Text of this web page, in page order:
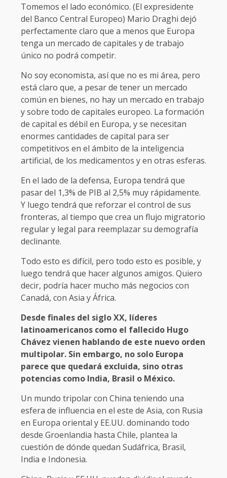
Tomemos el lado económico. (El expresidente
del Banco Central Europeo) Mario Draghi dejó
perfectamente claro que a menos que Europa
tenga un mercado de capitales y de trabajo
único no podrá competir.
No soy economista, así que no es mi área, pero
está claro que, a pesar de tener un mercado
común en bienes, no hay un mercado en trabajo
y sobre todo de capitales europeo. La formación
de capital es débil en Europa, y se necesitan
enormes cantidades de capital para ser
competitivos en el ámbito de la inteligencia
artificial, de los medicamentos y en otras esferas.
En el lado de la defensa, Europa tendrá que
pasar del 1,3% de PIB al 2,5% muy rápidamente.
Y luego tendrá que reforzar el control de sus
fronteras, al tiempo que crea un flujo migratorio
regular y legal para reemplazar su demografía
declinante.
Todo esto es difícil, pero todo esto es posible, y
luego tendrá que hacer algunos amigos. Quiero
decir, podría hacer mucho más negocios con
Canadá, con Asia y África.
Desde finales del siglo XX, líderes
latinoamericanos como el fallecido Hugo
Chávez vienen hablando de este nuevo orden
multipolar. Sin embargo, no solo Europa
parece que quedará excluida, sino otras
potencias como India, Brasil o México.
Un mundo tripolar con China teniendo una
esfera de influencia en el este de Asia, con Rusia
en Europa oriental y EE.UU. dominando todo
desde Groenlandia hasta Chile, plantea la
cuestión de dónde quedan Sudáfrica, Brasil,
India e Indonesia.